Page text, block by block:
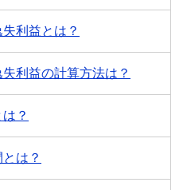
利益とは？
利益の計算方法は？
？
は？